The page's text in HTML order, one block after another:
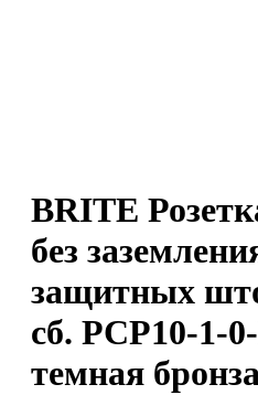
BRITE
без
защитных
сб. РСР10-1-
темная